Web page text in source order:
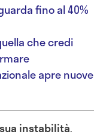
fino al 40%
che credi
apre nuove
instabilità.